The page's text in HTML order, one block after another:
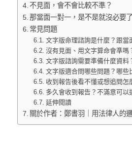
不見面，會不會比較不準？
那當面一對一，是不是就沒必要
常見問題
文字版命理諮詢是什麼？跟當
沒有見面、用文字算命會準嗎
文字版諮詢需要準備什麼資料
文字版適合問哪些問題？哪些
收到報告後看不懂或想追問怎
多久會收到報告？不滿意可以
延伸閱讀
關於作者：鄭書羽｜用法律人的